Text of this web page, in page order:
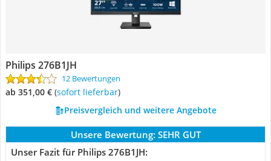
Philips 276B1JH
12 Bewertungen
ab 351,00 € ( Sofort lieferbar)
Preisvergleich und weitere Angebote
Unsere Bewertung: SEHR GUT
Unser Fazit für Philips 276B1JH: